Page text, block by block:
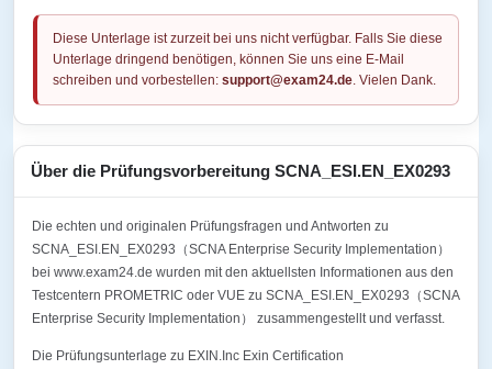
Diese Unterlage ist zurzeit bei uns nicht verfügbar. Falls Sie diese
Unterlage dringend benötigen, können Sie uns eine E-Mail
schreiben und vorbestellen: support@exam24.de. Vielen Dank.
Über die Prüfungsvorbereitung SCNA_ESI.EN_EX0293
Die echten und originalen Prüfungsfragen und Antworten zu
SCNA_ESI.EN_EX0293（SCNA Enterprise Security Implementation）
bei www.exam24.de wurden mit den aktuellsten Informationen aus den
Testcentern PROMETRIC oder VUE zu SCNA_ESI.EN_EX0293（SCNA
Enterprise Security Implementation） zusammengestellt und verfasst.
Die Prüfungsunterlage zu EXIN.Inc Exin Certification